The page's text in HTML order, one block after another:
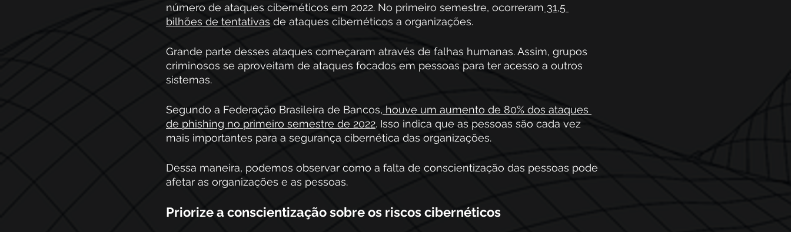
número de ataques cibernéticos em 2022. No primeiro semestre, ocorreram 31,5
bilhões de tentativas de ataques cibernéticos a organizações.
Grande parte desses ataques começaram através de falhas humanas. Assim, grupos
criminosos se aproveitam de ataques focados em pessoas para ter acesso a outros
sistemas.
Segundo a Federação Brasileira de Bancos, houve um aumento de 80% dos ataques
de phishing no primeiro semestre de 2022. Isso indica que as pessoas são cada vez
mais importantes para a segurança cibernética das organizações.
Dessa maneira, podemos observar como a falta de conscientização das pessoas pode
afetar as organizações e as pessoas.
Priorize a conscientização sobre os riscos cibernéticos